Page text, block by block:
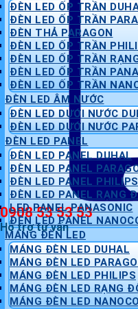
0908 53 53 53
Hỗ trợ tư vấn
ĐÈN LED ỐP TRẦN
ĐÈN LED ỐP TRẦN
ĐÈN THẢ PARAGON
ĐÈN LED ỐP TRẦN
ĐÈN LED ỐP TRẦN
ĐÈN LED ỐP TRẦN
ĐÈN LED ỐP TRẦN
ĐÈN LED ÂM NƯỚC
ĐÈN LED DƯỚI NƯỚC
ĐÈN LED DƯỚI NƯỚC
ĐÈN LED PANEL
ĐÈN LED PANEL DUHAL
ĐÈN LED PANEL
ĐÈN LED PANEL PHILIPS
ĐÈN LED PANEL RẠNG
LED PANEL PANASONIC
ĐÈN LED PANEL
MÁNG ĐÈN LED
MÁNG ĐÈN LED DUHAL
MÁNG ĐÈN LED
MÁNG ĐÈN LED PHILIPS
MÁNG ĐÈN LED RẠNG
MÁNG ĐÈN LED NANOCO